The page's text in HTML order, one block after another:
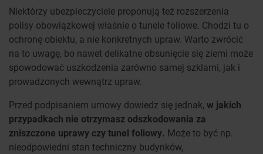
Niektórzy ubezpieczyciele proponują też rozszerzenia
polisy obowiązkowej właśnie o tunele foliowe. Chodzi tu o
ochronę obiektu, a nie konkretnych upraw. Warto zwrócić
na to uwagę, bo nawet delikatne obsunięcie się ziemi może
spowodować uszkodzenia zarówno samej szklarni, jak i
prowadzonych wewnątrz upraw.
Przed podpisaniem umowy dowiedz się jednak, w jakich
przypadkach nie otrzymasz odszkodowania za
zniszczone uprawy czy tunel foliowy. Może to być np.
nieodpowiedni stan techniczny budynków,